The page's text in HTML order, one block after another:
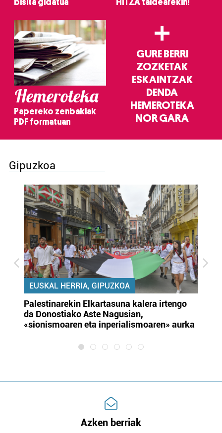
bisita gidatua
HITZA taldearekin!
Hemeroteka
Papereko zenbakiak
PDF formatuan
+
GURE BERRI
ZOZKETAK
ESKAINTZAK
DENDA
HEMEROTEKA
NOR GARA
Gipuzkoa
EUSKAL HERRIA, GIPUZKOA
Palestinarekin Elkartasuna kalera irtengo
da Donostiako Aste Nagusian,
«sionismoaren eta inperialismoaren» aurka
Azken berriak